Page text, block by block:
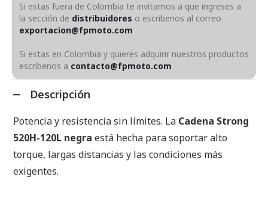
Si estas fuera de Colombia te invitamos a que ingreses a
la sección de distribuidores o escribenos al correo
exportacion@fpmoto.com
Si estas en Colombia y quieres adquirir nuestros productos
escríbenos a contacto@fpmoto.com
Descripción
Potencia y resistencia sin límites. La Cadena Strong
520H-120L negra está hecha para soportar alto
torque, largas distancias y las condiciones más
exigentes.